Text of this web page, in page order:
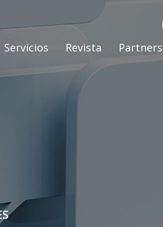
Servicios Revista Partners